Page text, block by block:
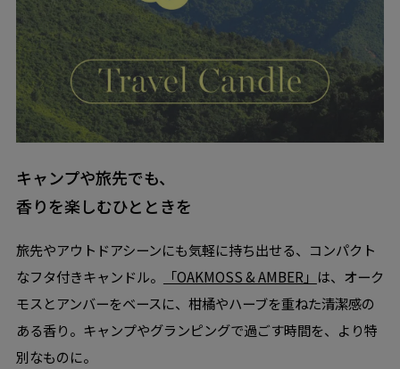
キャンプや旅先でも、
香りを楽しむひとときを
旅先やアウトドアシーンにも気軽に持ち出せる、コンパクト
なフタ付きキャンドル。
「OAKMOSS & AMBER」 は、オーク
モスとアンバーをベースに、柑橘やハーブを重ねた清潔感の
ある香り。キャンプやグランピングで過ごす時間を、より特
別なものに。